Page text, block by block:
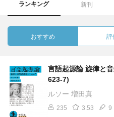
ランキング 新刊
おすすめ 評
言語起源論 旋律と
623-7)
ルソー 増田真
235 3.53 9